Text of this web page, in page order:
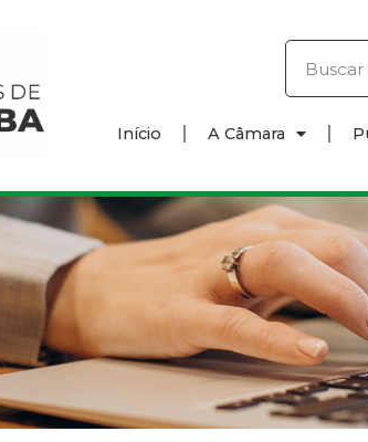
Início A Câmara